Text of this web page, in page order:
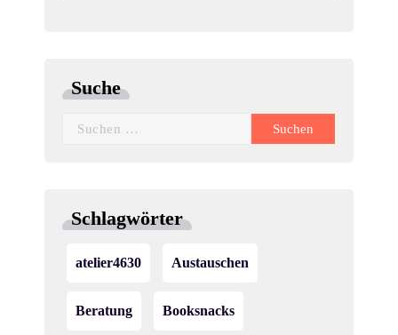
Suche
Suchen
Schlagwörter
atelier4630 Austauschen
Beratung Booksnacks